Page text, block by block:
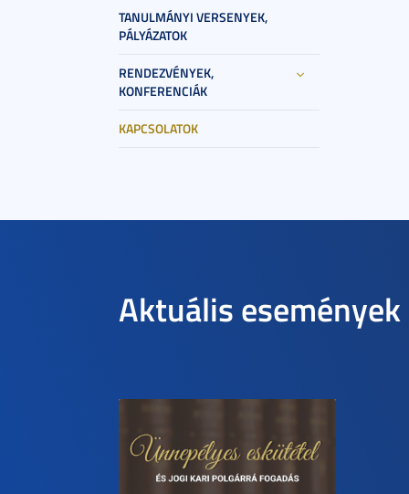
TANULMÁNYI VERSENYEK,
PÁLYÁZATOK
RENDEZVÉNYEK,
KONFERENCIÁK
KAPCSOLATOK
Aktuális események